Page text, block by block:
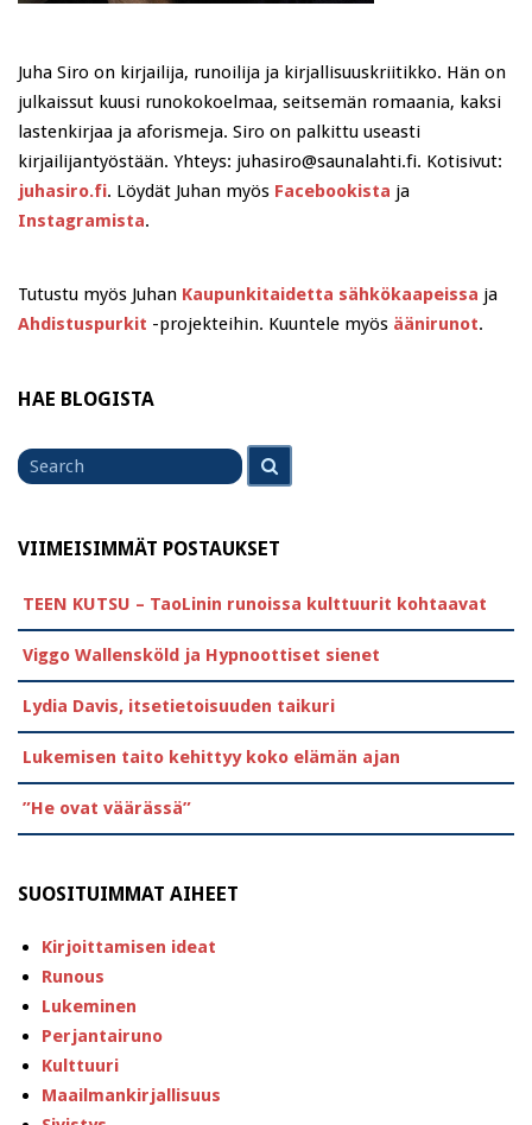
Juha Siro on kirjailija, runoilija ja kirjallisuuskriitikko. Hän on
julkaissut kuusi runokokoelmaa, seitsemän romaania, kaksi
lastenkirjaa ja aforismeja. Siro on palkittu useasti
kirjailijantyöstään. Yhteys: juhasiro@saunalahti.fi. Kotisivut:
juhasiro.fi. Löydät Juhan myös Facebookista ja
Instagramista.
Tutustu myös Juhan Kaupunkitaidetta sähkökaapeissa ja
Ahdistuspurkit -projekteihin. Kuuntele myös äänirunot.
HAE BLOGISTA
for
VIIMEISIMMÄT POSTAUKSET
TEEN KUTSU – TaoLinin runoissa kulttuurit kohtaavat
Viggo Wallensköld ja Hypnoottiset sienet
Lydia Davis, itsetietoisuuden taikuri
Lukemisen taito kehittyy koko elämän ajan
”He ovat väärässä”
SUOSITUIMMAT AIHEET
Kirjoittamisen ideat
Runous
Lukeminen
Perjantairuno
Kulttuuri
Maailmankirjallisuus